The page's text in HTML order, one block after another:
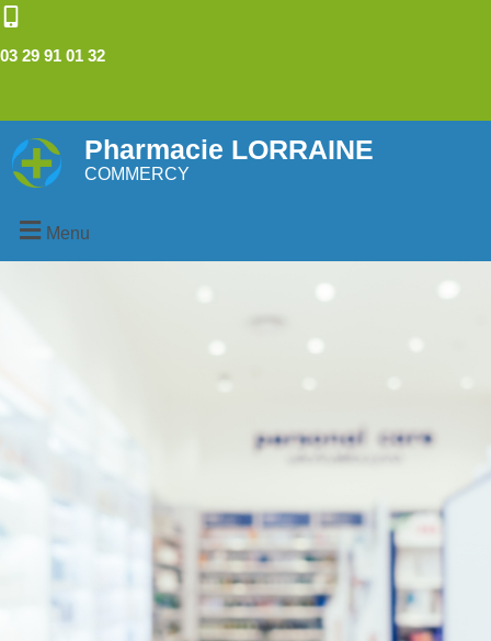
03 29 91 01 32
Pharmacie LORRAINE
COMMERCY
Menu